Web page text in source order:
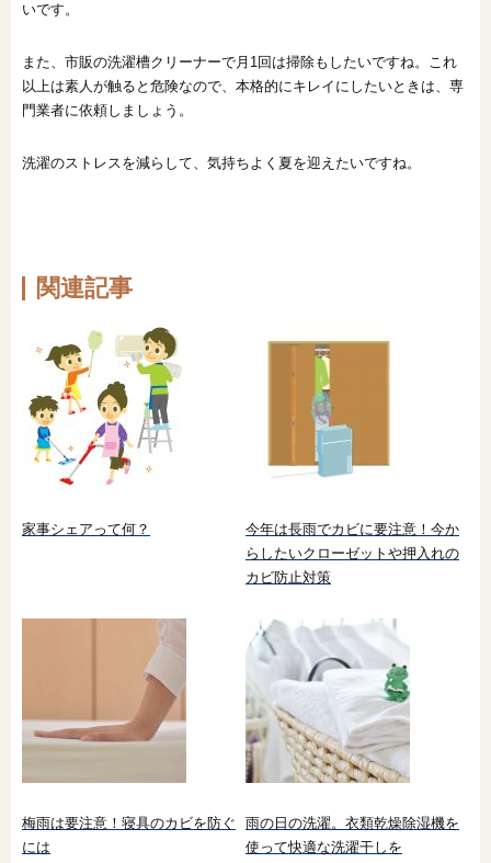
いです。
また、市販の洗濯槽クリーナーで月1回は掃除もしたいですね。これ
以上は素人が触ると危険なので、本格的にキレイにしたいときは、専
門業者に依頼しましょう。
洗濯のストレスを減らして、気持ちよく夏を迎えたいですね。
関連記事
家事シェアって何？
今年は長雨でカビに要注意！今か
らしたいクローゼットや押入れの
カビ防止対策
梅雨は要注意！寝具のカビを防ぐ
には
雨の日の洗濯。衣類乾燥除湿機を
使って快適な洗濯干しを